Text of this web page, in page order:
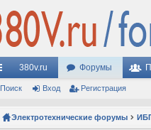
380v.ru Форумы
Поиск Вход Регистрация
Электротехнические форумы